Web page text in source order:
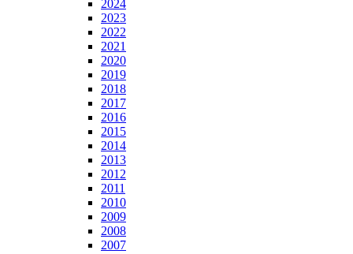
2024
2023
2022
2021
2020
2019
2018
2017
2016
2015
2014
2013
2012
2011
2010
2009
2008
2007